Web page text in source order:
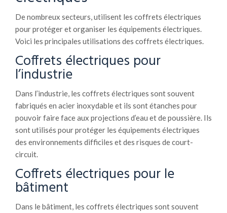
De nombreux secteurs, utilisent les coffrets électriques
pour protéger et organiser les équipements électriques.
Voici les principales utilisations des coffrets électriques.
Coffrets électriques pour
l’industrie
Dans l’industrie, les coffrets électriques sont souvent
fabriqués en acier inoxydable et ils sont étanches pour
pouvoir faire face aux projections d’eau et de poussière. Ils
sont utilisés pour protéger les équipements électriques
des environnements difficiles et des risques de court-
circuit.
Coffrets électriques pour le
bâtiment
Dans le bâtiment, les coffrets électriques sont souvent